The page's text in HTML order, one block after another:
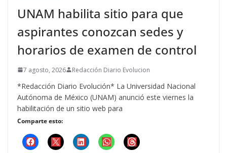
UNAM habilita sitio para que
aspirantes conozcan sedes y
horarios de examen de control
7 agosto, 2026 Redacción Diario Evolucion
*Redacción Diario Evolución* La Universidad Nacional
Autónoma de México (UNAM) anunció este viernes la
habilitación de un sitio web para
Comparte esto: